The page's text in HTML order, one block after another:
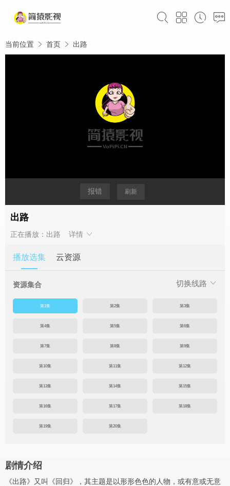
当前位置 首页 出路
报错 刷新
出路
正在播放：出路 详情
播放选集 云资源
切换线路
资源集合
第1集 第2集 第3集
第4集 第5集 第6集
第7集 第8集 第9集
第10集 第11集 第12集
第13集 第14集 第15集
第16集 第17集 第18集
第19集 第20集
剧情介绍
《出路》又叫《回归》，其主题是以形形色色的人物，或有意或无意